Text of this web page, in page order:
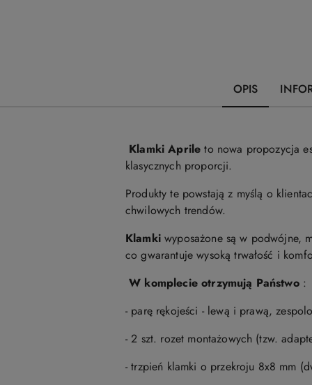
OPIS
Klamki Aprile to nowa propozycja
klasycznych proporcji.
Produkty te powstają z myślą o
chwilowych trendów.
Klamkiwyposażone są w podwójne,
co gwarantuje wysoką trwałość i
W komplecie otrzymują Państwo:
- parę rękojeści - lewą i prawą,
- 2 szt. rozet montażowych (tzw.
- trzpień klamki o przekroju 8x8 mm